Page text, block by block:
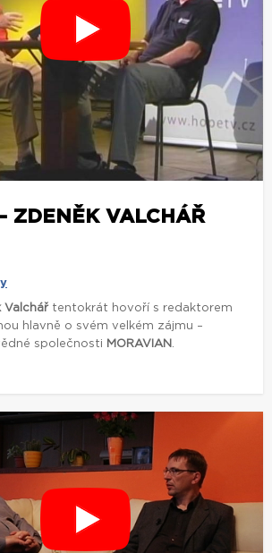
ZDENĚK VALCHÁŘ
Valchářtentokrát hovoří s redaktorem
hlavně o svém velkém zájmu –
společnosti MORAVIAN .